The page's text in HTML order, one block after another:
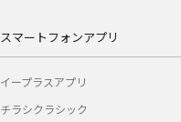
スマートフォンアプリ
イープラスアプリ
チラシクラシック